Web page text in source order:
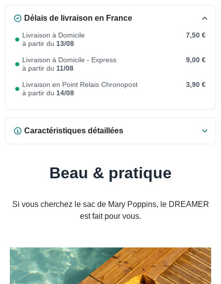
Délais de livraison en France
Livraison à Domicile
à partir du 13/08
7,50 €
Livraison à Domicile - Express
à partir du 11/08
9,00 €
Livraison en Point Relais Chronopost
à partir du 14/08
3,90 €
Caractéristiques détaillées
Beau & pratique
Si vous cherchez le sac de Mary Poppins, le DREAMER
est fait pour vous.